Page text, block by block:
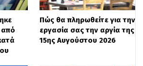
σε πλαγιά κοντά στο
και ήδη
από τις κατοικίες τους
μας και προκειμένου
από
Πώς θα πληρωθείτε για την
εργασία σας την αργία της
15ης Αυγούστου 2026